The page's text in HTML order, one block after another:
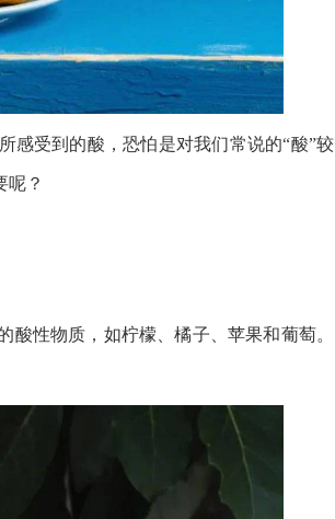
感受到的酸，恐怕是对我们常说的“酸”较
呢？
性物质，如柠檬、橘子、苹果和葡萄。